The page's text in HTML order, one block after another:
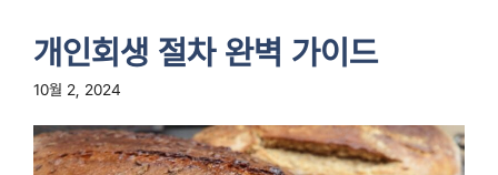
개인회생 절차 완벽 가이드
10월 2, 2024